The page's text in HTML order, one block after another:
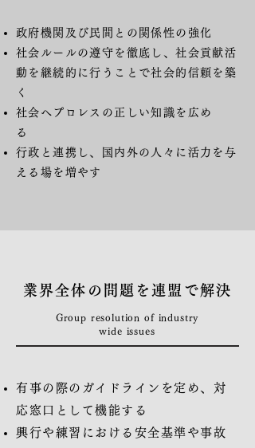
政府機関及び民間との関係性の強化
社会ルールの遵守を徹底し、社会貢献活
動を継続的に行うことで社会的信頼を築
く
社会へプロレスの正しい知識を広め
る
行政と連携し、国内外の人々に活力を与
える場を増やす
業界全体の問題を連盟で解決
Group resolution of industry
wide issues
有事の際のガイドラインを定め、対
応窓口として機能する
興行や練習における安全基準や事故